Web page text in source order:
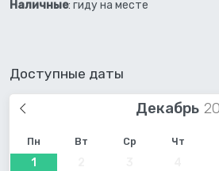
Наличные: гиду на месте
Доступные даты
Декабрь
Пн Вт Ср Чт
1